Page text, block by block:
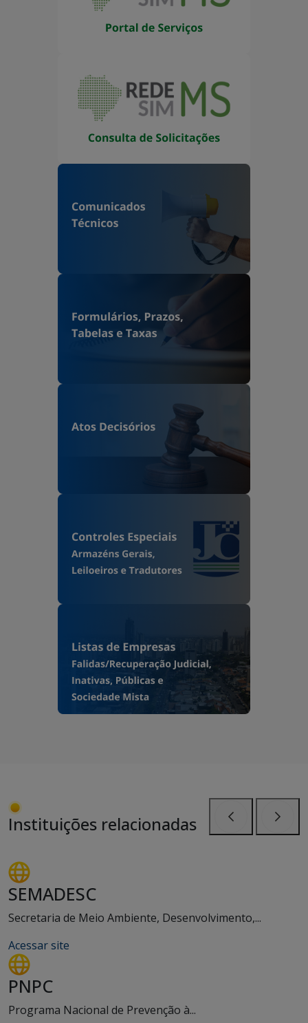
Instituições relacionadas
SEMADESC
Secretaria de Meio Ambiente, Desenvolvimento,...
Acessar site
PNPC
Programa Nacional de Prevenção à...